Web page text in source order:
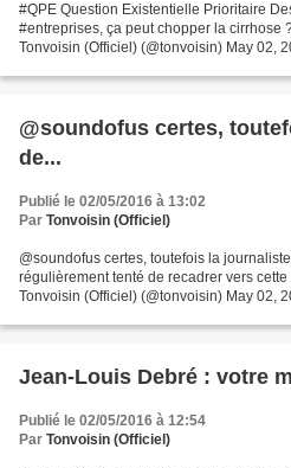
#QPE Question Existentielle Prioritaire
#entreprises, ça peut chopper la cirrhose
Tonvoisin (Officiel) (@tonvoisin) May 02,
@soundofus certes,
de...
Publié le 02/05/2016 à 13:02
Par Tonvoisin (Officiel)
@soundofus certes, toutefois la
régulièrement tenté de recadrer vers
Tonvoisin (Officiel) (@tonvoisin) May 02,
Jean-Louis Debré : votre
Publié le 02/05/2016 à 12:54
Par Tonvoisin (Officiel)